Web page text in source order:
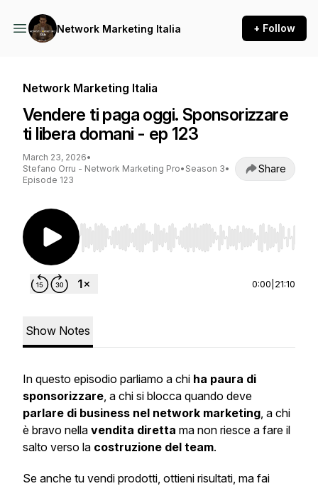
Network Marketing Italia + Follow
Network Marketing Italia
Vendere ti paga oggi. Sponsorizzare
ti libera domani - ep 123
March 23, 2026•
Stefano Orru - Network Marketing Pro• Season 3•
Episode 123
Share
Use Left/Right to seek, Home/End to jump to
0:00 21:10
Show Notes
In questo episodio parliamo a chi ha paura di
sponsorizzare, a chi si blocca quando deve
parlare di business nel network marketing, a chi
è bravo nella vendita diretta ma non riesce a fare il
salto verso la costruzione del team.
Se anche tu vendi prodotti, ottieni risultati, ma fai